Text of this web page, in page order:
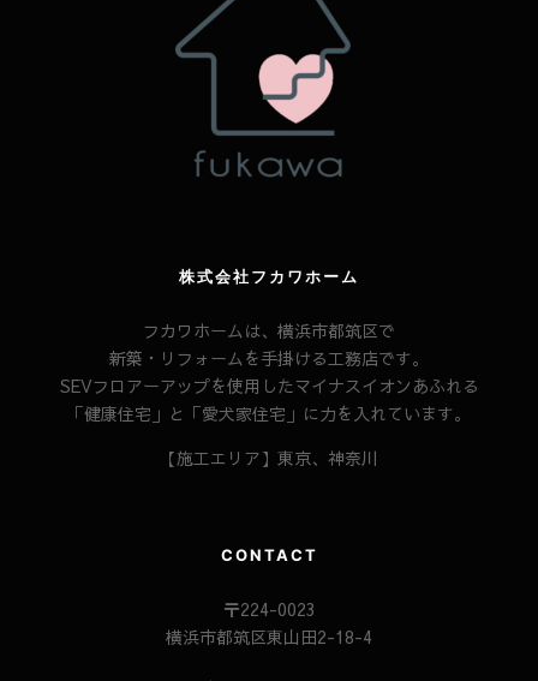
株式会社フカワホーム
フカワホームは、横浜市都筑区で
新築・リフォームを手掛ける工務店です。
SEVフロアーアップを使用したマイナスイオンあふれる
「健康住宅」と「愛犬家住宅」に力を入れています。
【施工エリア】東京、神奈川
CONTACT
〒224-0023
横浜市都筑区東山田2-18-4